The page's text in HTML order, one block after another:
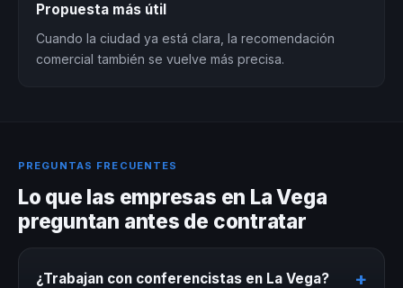
Propuesta más útil
Cuando la ciudad ya está clara, la recomendación
comercial también se vuelve más precisa.
PREGUNTAS FRECUENTES
Lo que las empresas en La Vega
preguntan antes de contratar
¿Trabajan con conferencistas en La Vega? +